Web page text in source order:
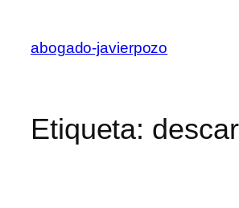
contenido
abogado-javierpozo
Etiqueta: